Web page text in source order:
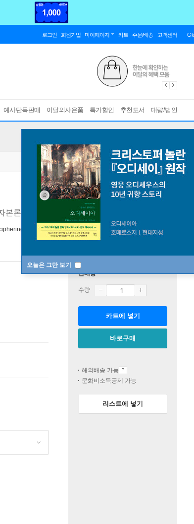
로그인 회원가입 마이페이지 카트 주문/배송 고객센터
예사단독판매 이달의사은품 특가할인 추천도서 대량/법인
오늘은 그만 보기
본론》의 배경이 된 사상
Capital: Marx’s Capital and its destiny
판매중
수량
카트에 넣기
바로구매
해외배송 가능
문화비소득공제 가능
리스트에 넣기